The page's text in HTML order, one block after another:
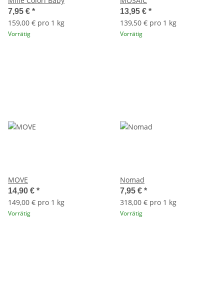
7,95 € *
159,00 € pro 1 kg
Vorrätig
13,95 € *
139,50 € pro 1 kg
Vorrätig
MOVE
14,90 € *
149,00 € pro 1 kg
Vorrätig
Nomad
7,95 € *
318,00 € pro 1 kg
Vorrätig